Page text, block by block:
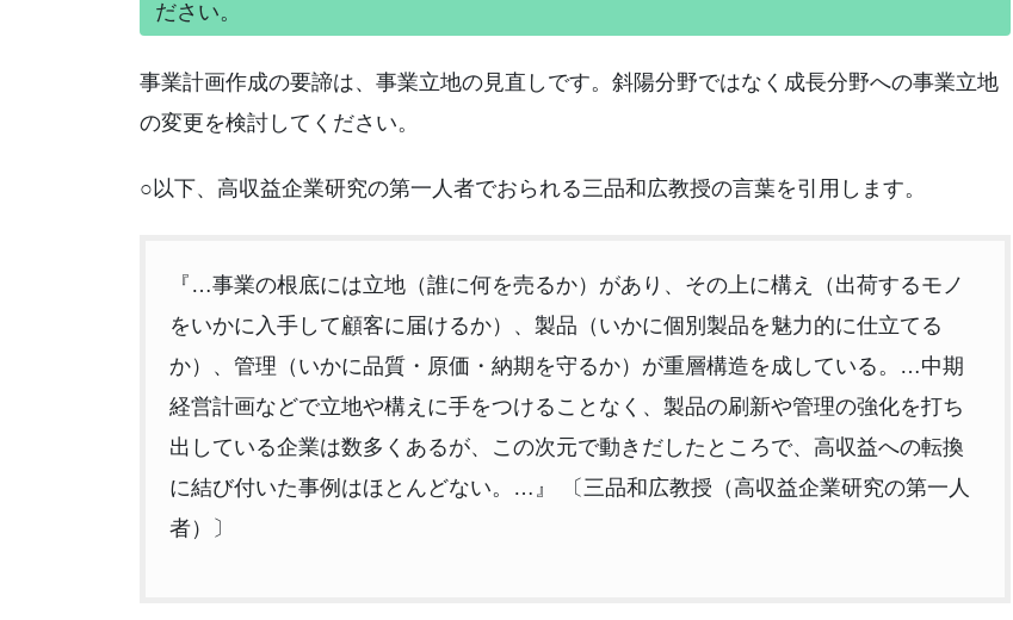
ださい。
事業計画作成の要諦は、事業立地の見直しです。斜陽分野ではなく成長分野への事業立地
の変更を検討してください。
○以下、高収益企業研究の第一人者でおられる三品和広教授の言葉を引用します。
『…事業の根底には立地（誰に何を売るか）があり、その上に構え（出荷するモノ
をいかに入手して顧客に届けるか）、製品（いかに個別製品を魅力的に仕立てる
か）、管理（いかに品質・原価・納期を守るか）が重層構造を成している。…中期
経営計画などで立地や構えに手をつけることなく、製品の刷新や管理の強化を打ち
出している企業は数多くあるが、この次元で動きだしたところで、高収益への転換
に結び付いた事例はほとんどない。…』 〔三品和広教授（高収益企業研究の第一人
者）〕